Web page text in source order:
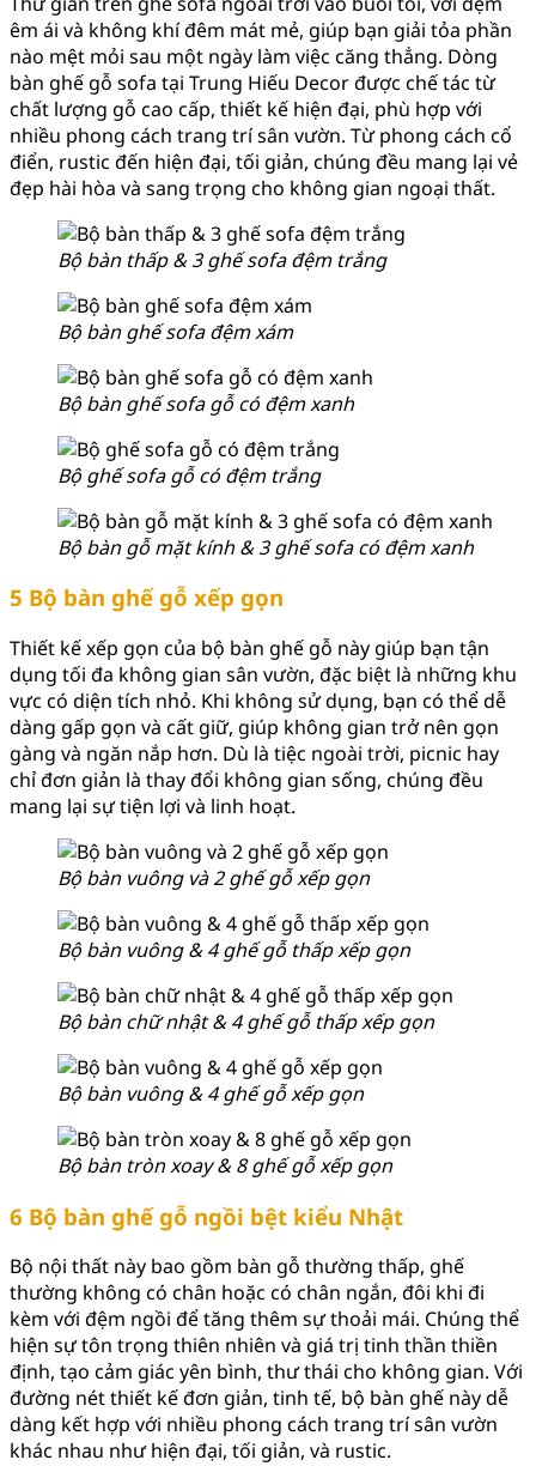
êm ái và không khí đêm mát mẻ, giúp bạn giải tỏa phần
nào mệt mỏi sau một ngày làm việc căng thẳng. Dòng
bàn ghế gỗ sofa tại Trung Hiếu Decor được chế tác từ
chất lượng gỗ cao cấp, thiết kế hiện đại, phù hợp với
nhiều phong cách trang trí sân vườn. Từ phong cách cổ
điển, rustic đến hiện đại, tối giản, chúng đều mang lại vẻ
đẹp hài hòa và sang trọng cho không gian ngoại thất.
Bộ bàn thấp & 3 ghế sofa đệm trắng
Bộ bàn ghế sofa đệm xám
Bộ bàn ghế sofa gỗ có đệm xanh
Bộ ghế sofa gỗ có đệm trắng
Bộ bàn gỗ mặt kính & 3 ghế sofa có đệm xanh
5 Bộ bàn ghế gỗ xếp gọn
Thiết kế xếp gọn của bộ bàn ghế gỗ này giúp bạn tận
dụng tối đa không gian sân vườn, đặc biệt là những khu
vực có diện tích nhỏ. Khi không sử dụng, bạn có thể dễ
dàng gấp gọn và cất giữ, giúp không gian trở nên gọn
gàng và ngăn nắp hơn. Dù là tiệc ngoài trời, picnic hay
chỉ đơn giản là thay đổi không gian sống, chúng đều
mang lại sự tiện lợi và linh hoạt.
Bộ bàn vuông và 2 ghế gỗ xếp gọn
Bộ bàn vuông & 4 ghế gỗ thấp xếp gọn
Bộ bàn chữ nhật & 4 ghế gỗ thấp xếp gọn
Bộ bàn vuông & 4 ghế gỗ xếp gọn
Bộ bàn tròn xoay & 8 ghế gỗ xếp gọn
6 Bộ bàn ghế gỗ ngồi bệt kiểu Nhật
Bộ nội thất này bao gồm bàn gỗ thường thấp, ghế
thường không có chân hoặc có chân ngắn, đôi khi đi
kèm với đệm ngồi để tăng thêm sự thoải mái. Chúng thể
hiện sự tôn trọng thiên nhiên và giá trị tinh thần thiền
định, tạo cảm giác yên bình, thư thái cho không gian. Với
đường nét thiết kế đơn giản, tinh tế, bộ bàn ghế này dễ
dàng kết hợp với nhiều phong cách trang trí sân vườn
khác nhau như hiện đại, tối giản, và rustic.